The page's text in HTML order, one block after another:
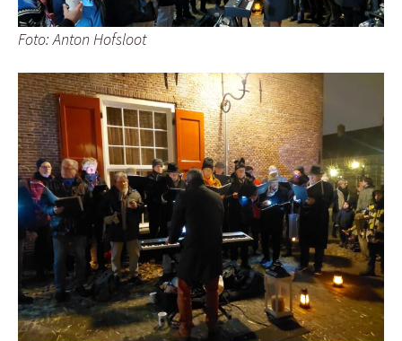
Foto: Anton Hofsloot